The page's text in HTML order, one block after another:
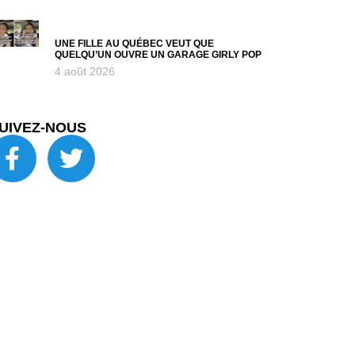
UNE FILLE AU QUÉBEC VEUT QUE
QUELQU’UN OUVRE UN GARAGE GIRLY POP
4 août 2026
NOUS